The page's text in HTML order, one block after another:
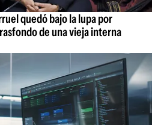
quedó bajo la lupa por
de una vieja interna